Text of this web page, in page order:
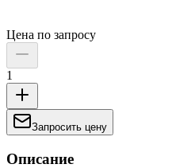
Цена по запросу
1
Запросить цену
Описание